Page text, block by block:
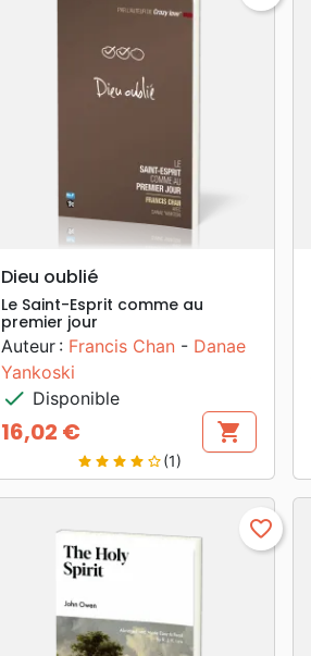
search APERÇU RAPIDE
Dieu oublié
Le Saint-Esprit comme au
premier jour
Auteur : Francis Chan - Danae
Yankoski
check Disponible
Prix
16,02 € shopping_cart
star star star star star_border(1)
favorite_border